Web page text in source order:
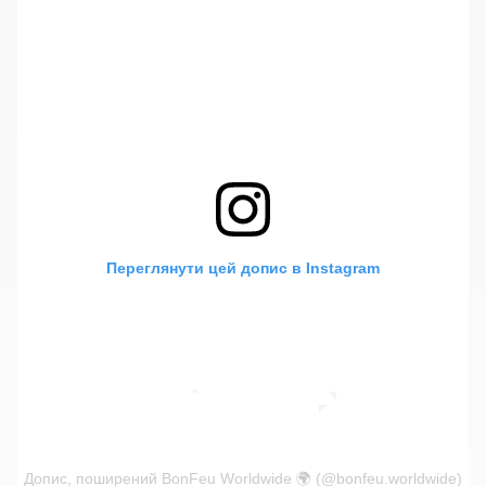
Переглянути цей допис в Instagram
Допис, поширений BonFeu Worldwide 🌍 (@bonfeu.worldwide)